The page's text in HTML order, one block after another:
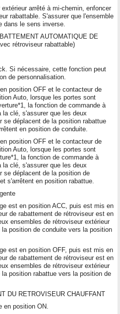
arrêté à mi-chemin, enfoncer
rabattable. S'assurer que l'ensemble
dans le sens inverse.
AUTOMATIQUE DE
rétroviseur rabattable)
Si nécessaire, cette fonction peut
de personnalisation.
position OFF et le contacteur de
Auto, lorsque les portes sont
la fonction de commande à
clé, s'assurer que les deux
se déplacent de la position rabattue
en position de conduite.
position OFF et le contacteur de
Auto, lorsque les portes sont
la fonction de commande à
clé, s'assurer que les deux
se déplacent de la position de
s'arrêtent en position rabattue.
est en position ACC, puis est mis en
de rabattement de rétroviseur est en
ensembles de rétroviseur extérieur
position de conduite vers la position
est en position OFF, puis est mis en
de rabattement de rétroviseur est en
ensembles de rétroviseur extérieur
position rabattue vers la position de
DU RETROVISEUR CHAUFFANT
en position ON.